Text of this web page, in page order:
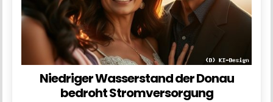
Niedriger Wasserstand der Donau
bedroht Stromversorgung